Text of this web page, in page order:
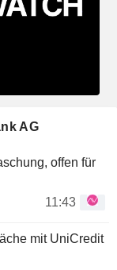
AG
offen für
11:43
mit UniCredit